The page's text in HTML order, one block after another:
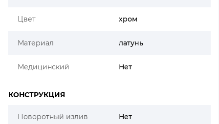
Цвет хром
Материал латунь
Медицинский Нет
КОНСТРУКЦИЯ
Поворотный излив Нет